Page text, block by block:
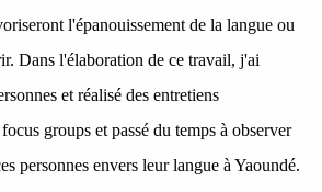
l'épanouissement de la langue ou
Dans l'élaboration de ce travail, j'ai
et réalisé des entretiens
groups et passé du temps à observer
personnes envers leur langue à Yaoundé.